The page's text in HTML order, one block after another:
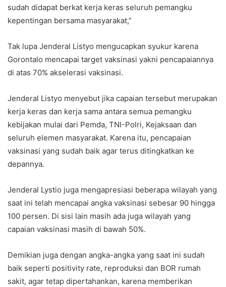
sudah didapat berkat kerja keras seluruh pemangku
kepentingan bersama masyarakat,”
Tak lupa Jenderal Listyo mengucapkan syukur karena
Gorontalo mencapai target vaksinasi yakni pencapaiannya
di atas 70% akselerasi vaksinasi.
Jenderal Listyo menyebut jika capaian tersebut merupakan
kerja keras dan kerja sama antara semua pemangku
kebijakan mulai dari Pemda, TNI-Polri, Kejaksaan dan
seluruh elemen masyarakat. Karena itu, pencapaian
vaksinasi yang sudah baik agar terus ditingkatkan ke
depannya.
Jenderal Lystio juga mengapresiasi beberapa wilayah yang
saat ini telah mencapai angka vaksinasi sebesar 90 hingga
100 persen. Di sisi lain masih ada juga wilayah yang
capaian vaksinasi masih di bawah 50%.
Demikian juga dengan angka-angka yang saat ini sudah
baik seperti positivity rate, reproduksi dan BOR rumah
sakit, agar tetap dipertahankan, karena memberikan